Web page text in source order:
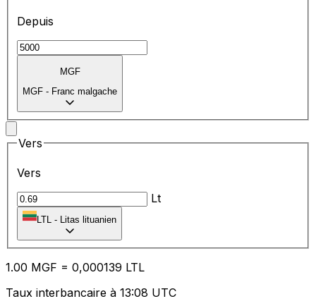
Depuis
MGF
MGF - Franc malgache
Vers
Vers
Lt
LTL - Litas lituanien
1.00 MGF = 0,000139 LTL
Taux interbancaire à 13:08 UTC